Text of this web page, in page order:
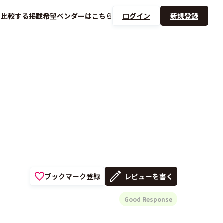
比較する掲載希望ベンダーはこちら ログイン 新規登録
ブックマーク登録 レビューを書く
Good Response